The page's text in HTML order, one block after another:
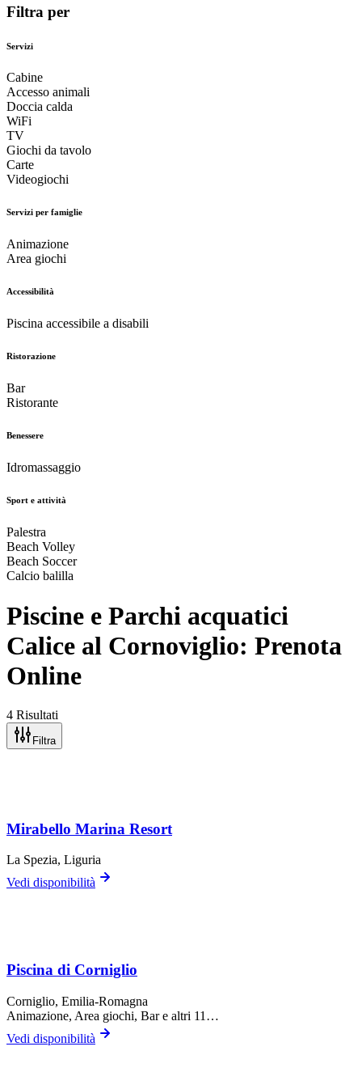
Filtra per
Servizi
Cabine
Accesso animali
Doccia calda
WiFi
TV
Giochi da tavolo
Carte
Videogiochi
Servizi per famiglie
Animazione
Area giochi
Accessibilità
Piscina accessibile a disabili
Ristorazione
Bar
Ristorante
Benessere
Idromassaggio
Sport e attività
Palestra
Beach Volley
Beach Soccer
Calcio balilla
Piscine e Parchi acquatici
Calice al Cornoviglio: Prenota
Online
4 Risultati
Filtra
Mirabello Marina Resort
La Spezia, Liguria
Vedi disponibilità
Piscina di Corniglio
Corniglio, Emilia-Romagna
Animazione, Area giochi, Bare altri 11…
Vedi disponibilità